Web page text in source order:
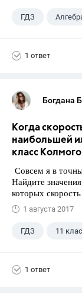
ГДЗ
1 ответ
Богдана
Когда
наибольшей
класс
Совсем я в
Найдите
которых
1 августа 2017
ГДЗ 11
1 ответ